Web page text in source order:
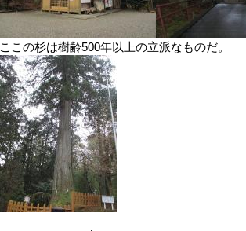
ここの杉は樹齢500年以上の立派なものだ。